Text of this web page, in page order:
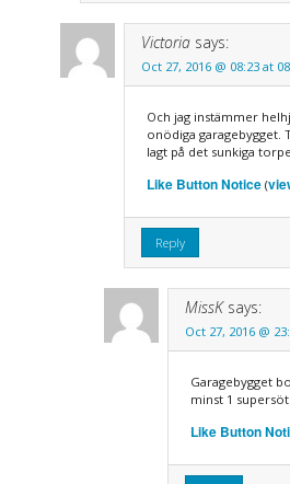
Victoria says:
Oct 27, 2016 @ 08:23 at
Och jag instämmer
onödiga garagebygget.
lagt på det sunkiga
Like Button Notice(
Reply
MissK says:
Oct 27, 2016 @
Garagebygget
minst 1
Like Button